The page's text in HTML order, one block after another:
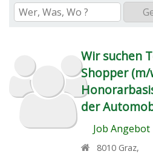
Wir suchen
Shopper
der
Job Angebot
8010 Graz,